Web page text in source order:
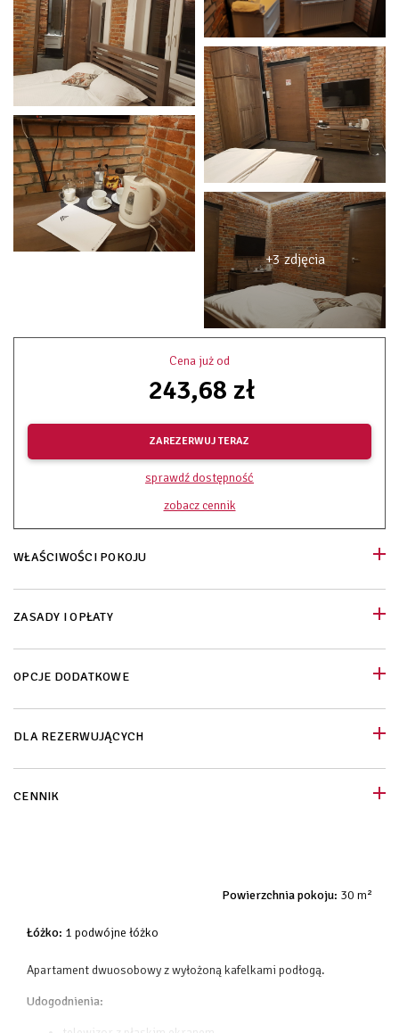
+3 zdjęcia
Cena już od
243,68 zł
ZAREZERWUJ TERAZ
sprawdź dostępność
zobacz cennik
WŁAŚCIWOŚCI POKOJU
ZASADY I OPŁATY
OPCJE DODATKOWE
DLA REZERWUJĄCYCH
CENNIK
Powierzchnia pokoju: 30 m²
Łóżko: 1 podwójne łóżko
Apartament dwuosobowy z wyłożoną kafelkami podłogą.
Udogodnienia: